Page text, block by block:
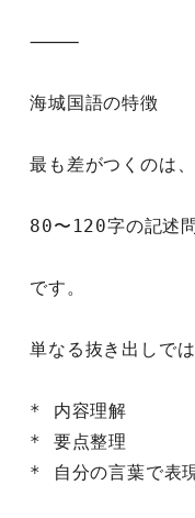
⸻
海城国語の特徴
最も差がつくのは、
80〜120字の記述
です。
単なる抜き出しでは
* 内容理解
* 要点整理
* 自分の言葉で表